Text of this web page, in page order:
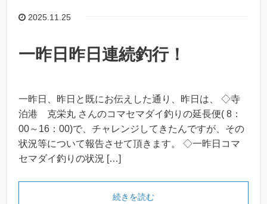
2025.11.25
一昨日昨日連続釣行！
一昨日、昨日と既にお伝えした通り、昨日は、 ◇寺
泊港 克栄丸 さんのコマセマダイ釣りの延長便( 8：
00～16：00)で、チャレンジしてきたんですが、その
状況等について報告させて頂きます。 ◇一昨日コマ
セマダイ釣りの状況 […]
続きを読む